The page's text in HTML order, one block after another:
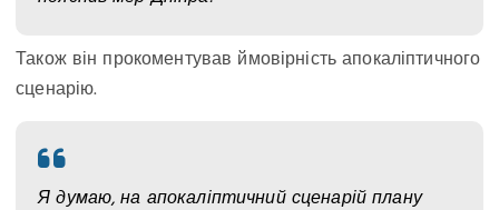
Також він прокоментував ймовірність апокаліптичного
сценарію.
Я думаю, на апокаліптичний сценарій плану